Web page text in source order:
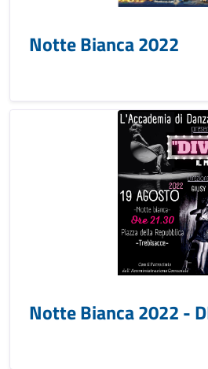
Notte Bianca 2022
Notte Bianca 2022 -